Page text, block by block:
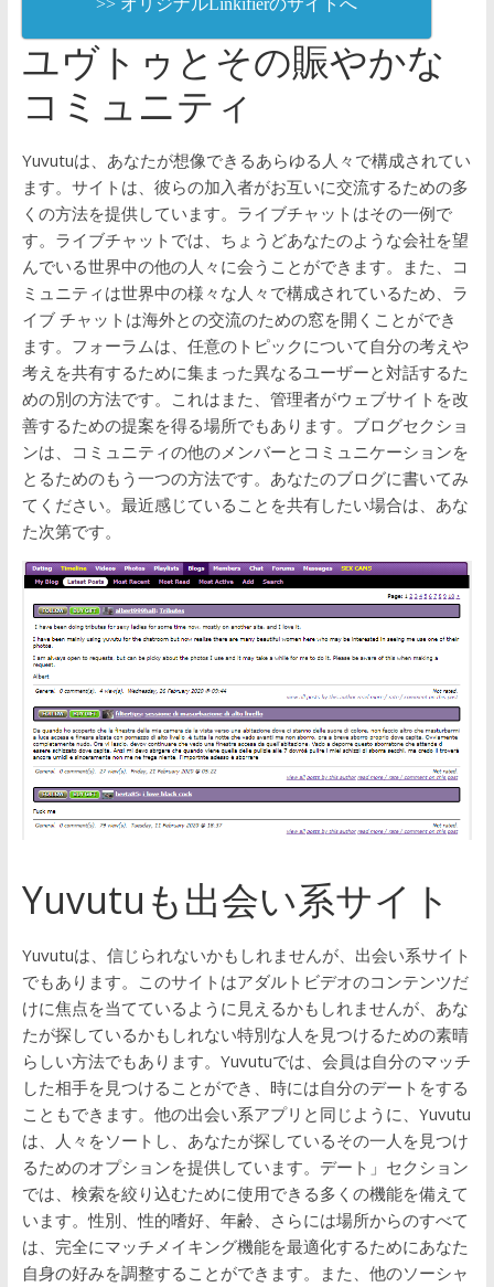
>> オリジナルLinkifierのサイトへ
ユヴトゥとその賑やかな
コミュニティ
Yuvutuは、あなたが想像できるあらゆる人々で構成されてい
ます。サイトは、彼らの加入者がお互いに交流するための多
くの方法を提供しています。ライブチャットはその一例で
す。ライブチャットでは、ちょうどあなたのような会社を望
んでいる世界中の他の人々に会うことができます。また、コ
ミュニティは世界中の様々な人々で構成されているため、ラ
イブ チャットは海外との交流のための窓を開くことができ
ます。フォーラムは、任意のトピックについて自分の考えや
考えを共有するために集まった異なるユーザーと対話するた
めの別の方法です。これはまた、管理者がウェブサイトを改
善するための提案を得る場所でもあります。ブログセクショ
ンは、コミュニティの他のメンバーとコミュニケーションを
とるためのもう一つの方法です。あなたのブログに書いてみ
てください。最近感じていることを共有したい場合は、あな
た次第です。
Yuvutuも出会い系サイト
Yuvutuは、信じられないかもしれませんが、出会い系サイト
でもあります。このサイトはアダルトビデオのコンテンツだ
けに焦点を当てているように見えるかもしれませんが、あな
たが探しているかもしれない特別な人を見つけるための素晴
らしい方法でもあります。Yuvutuでは、会員は自分のマッチ
した相手を見つけることができ、時には自分のデートをする
こともできます。他の出会い系アプリと同じように、Yuvutu
は、人々をソートし、あなたが探しているその一人を見つけ
るためのオプションを提供しています。デート」セクション
では、検索を絞り込むために使用できる多くの機能を備えて
います。性別、性的嗜好、年齢、さらには場所からのすべて
は、完全にマッチメイキング機能を最適化するためにあなた
自身の好みを調整することができます。また、他のソーシャ